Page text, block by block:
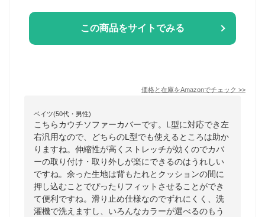
この商品をサイトでみる
価格と在庫をAmazonでチェック >>
ベイツ(50代・男性)
こちらカウチソファーカバーです。L型に対応でき左
右汎用なので、どちらのL型でも使えるところは助か
りますね。伸縮性が高くストレッチが効くのでカバ
ーの取り付け・取り外しが楽にできるのはうれしい
ですね。余った生地は背もたれとクッションの間に
押し込むことでぴったりフィットさせることができ
て便利ですね。滑り止め仕様なのでずれにくく、洗
濯機で洗えますし、いろんなカラーが選べるのもう